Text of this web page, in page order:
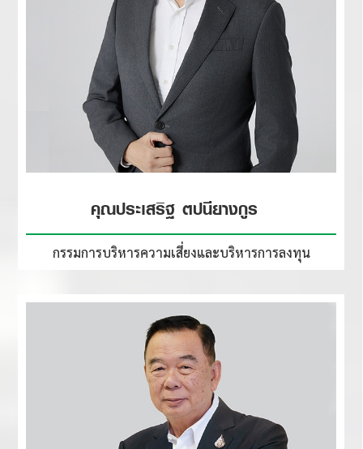
คุณประเสริฐ ตปนียางกูร
กรรมการบริหารความเสี่ยงและบริหารการลงทุน